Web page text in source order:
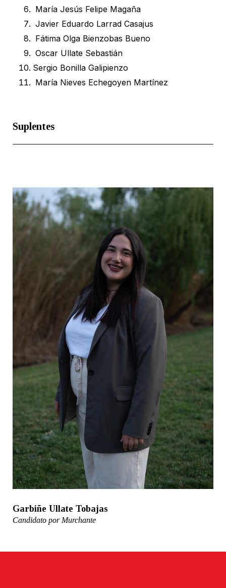
María Jesús Felipe Magaña
Javier Eduardo Larrad Casajus
Fátima Olga Bienzobas Bueno
Oscar Ullate Sebastián
Sergio Bonilla Galipienzo
María Nieves Echegoyen Martínez
Suplentes
Garbiñe Ullate Tobajas
Candidato por Murchante